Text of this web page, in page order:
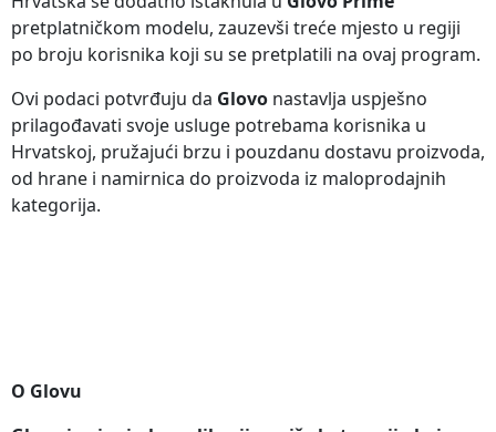
pretplatničkom modelu, zauzevši treće mjesto u regiji
po broju korisnika koji su se pretplatili na ovaj program.
Ovi podaci potvrđuju da Glovo nastavlja uspješno
prilagođavati svoje usluge potrebama korisnika u
Hrvatskoj, pružajući brzu i pouzdanu dostavu proizvoda,
od hrane i namirnica do proizvoda iz maloprodajnih
kategorija.
O Glovu